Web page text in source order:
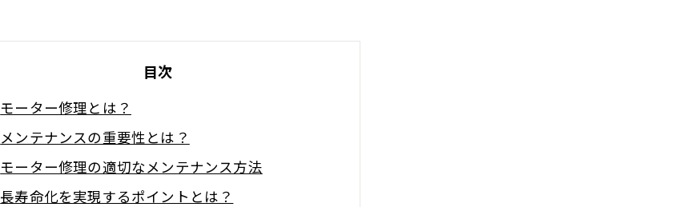
目次
モーター修理とは？
メンテナンスの重要性とは？
モーター修理の適切なメンテナンス方法
長寿命化を実現するポイントとは？